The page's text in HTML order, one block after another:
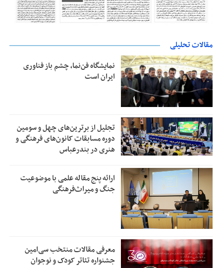
مقالات تحلیلی
نمایشگاه فن‌نما، چشم باز فناوری
ایران است
تجلیل از بر‌ترین‌های چهل و سومین
دوره مسابقات کانون‌های فرهنگی و
هنری در بندرعباس
ارائه پنج مقاله علمی با موضوعیت
جنگ و میراث‌فرهنگی
معرفی مقالات منتخب سی‌امین
جشنواره تئاتر کودک و نوجوان